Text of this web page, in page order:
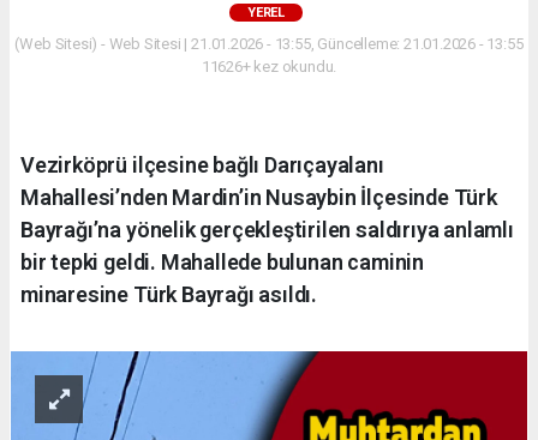
YEREL
(Web Sitesi) - Web Sitesi | 21.01.2026 - 13:55, Güncelleme: 21.01.2026 - 13:55
11626+ kez okundu.
Vezirköprü ilçesine bağlı Darıçayalanı
Mahallesi’nden Mardin’in Nusaybin İlçesinde Türk
Bayrağı’na yönelik gerçekleştirilen saldırıya anlamlı
bir tepki geldi. Mahallede bulunan caminin
minaresine Türk Bayrağı asıldı.